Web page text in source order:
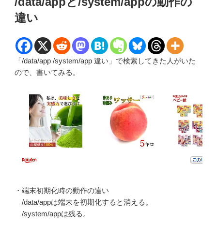
日:
違い
「/data/app /system/app 違い」で検索してきた人がいた
ので、書いてみる。
・端末初期化時の動作の違い
/data/appは端末を初期化すると消える。
/system/appは残る。